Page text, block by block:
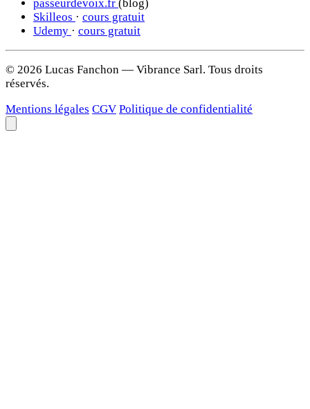
passeurdevoix.fr (blog)
Skilleos · cours gratuit
Udemy · cours gratuit
© 2026 Lucas Fanchon — Vibrance Sarl. Tous droits
réservés.
Mentions légales CGV Politique de confidentialité